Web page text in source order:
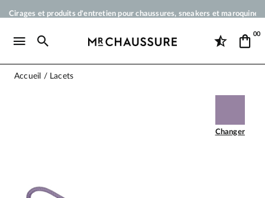
Cirages et produits d'entretien pour chaussures, sneakers et
Paiement en 3x 4x par carte bancaire dès 50 €
00
Accueil Lacets
Changer